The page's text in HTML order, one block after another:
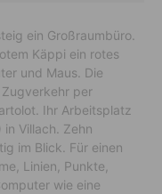
ein Großraumbüro.
Käppi ein rotes
und Maus. Die
per
Ihr Arbeitsplatz
Villach. Zehn
im Blick. Für einen
Linien, Punkte,
wie eine